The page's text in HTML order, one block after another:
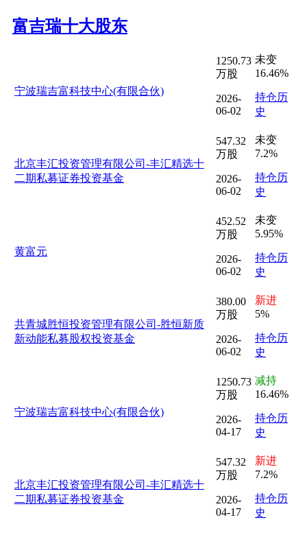
富吉瑞十大股东
宁波瑞吉富科技中心(有限合伙)
1250.73
万股
2026-
06-02
未变
16.46%
持仓历
史
北京丰汇投资管理有限公司-丰汇精选十
二期私募证券投资基金
547.32
万股
2026-
06-02
未变
7.2%
持仓历
史
黄富元
452.52
万股
2026-
06-02
未变
5.95%
持仓历
史
共青城胜恒投资管理有限公司-胜恒新质
新动能私募股权投资基金
380.00
万股
2026-
06-02
新进
5%
持仓历
史
宁波瑞吉富科技中心(有限合伙)
1250.73
万股
2026-
04-17
减持
16.46%
持仓历
史
北京丰汇投资管理有限公司-丰汇精选十
二期私募证券投资基金
547.32
万股
2026-
04-17
新进
7.2%
持仓历
史